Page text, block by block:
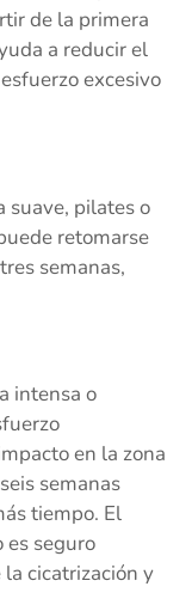
de la primera
a reducir el
excesivo
suave, pilates o
retomarse
semanas,
intensa o
en la zona
semanas
tiempo. El
es seguro
cicatrización y